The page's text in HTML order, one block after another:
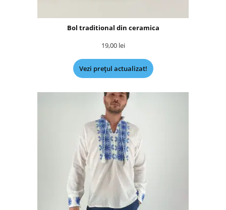
Bol traditional din ceramica
19,00 lei
Vezi prețul actualizat!